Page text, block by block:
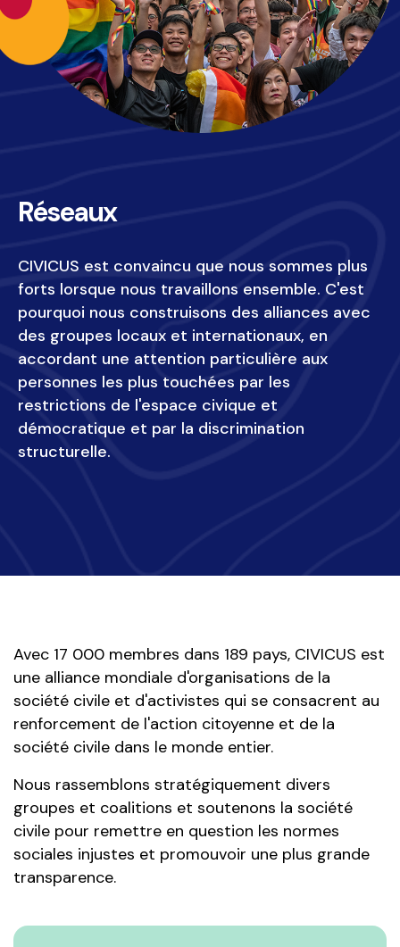
Réseaux
CIVICUS est convaincu que nous sommes plus
forts lorsque nous travaillons ensemble. C'est
pourquoi nous construisons des alliances avec
des groupes locaux et internationaux, en
accordant une attention particulière aux
personnes les plus touchées par les
restrictions de l'espace civique et
démocratique et par la discrimination
structurelle.
Avec 17 000 membres dans 189 pays, CIVICUS est
une alliance mondiale d'organisations de la
société civile et d'activistes qui se consacrent au
renforcement de l'action citoyenne et de la
société civile dans le monde entier.
Nous rassemblons stratégiquement divers
groupes et coalitions et soutenons la société
civile pour remettre en question les normes
sociales injustes et promouvoir une plus grande
transparence.